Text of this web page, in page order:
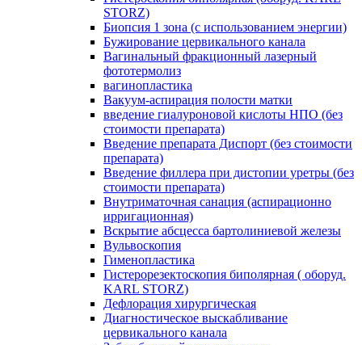
STORZ)
Биопсия 1 зона (с использованием энергии)
Бужирование цервикального канала
Вагинальный фракционный лазерный
фототермолиз
вагинопластика
Вакуум-аспирация полости матки
введение гиалуроновой кислоты НПО (без
стоимости препарата)
Введение препарата Диспорт (без стоимости
препарата)
Введение филлера при дистопии уретры (без
стоимости препарата)
Внутриматочная санация (аспирационно
ирригационная)
Вскрытие абсцесса бартолиниевой железы
Вульвоскопия
Гименопластика
Гистерорезектоскопия биполярная ( оборуд.
KARL STORZ)
Дефлорация хирургическая
Диагностическое выскабливание
цервикального канала